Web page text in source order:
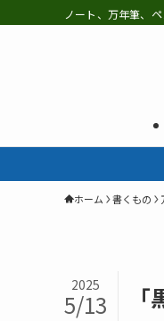
ノート、万年筆、
ホーム 書くもの
2025
5/13